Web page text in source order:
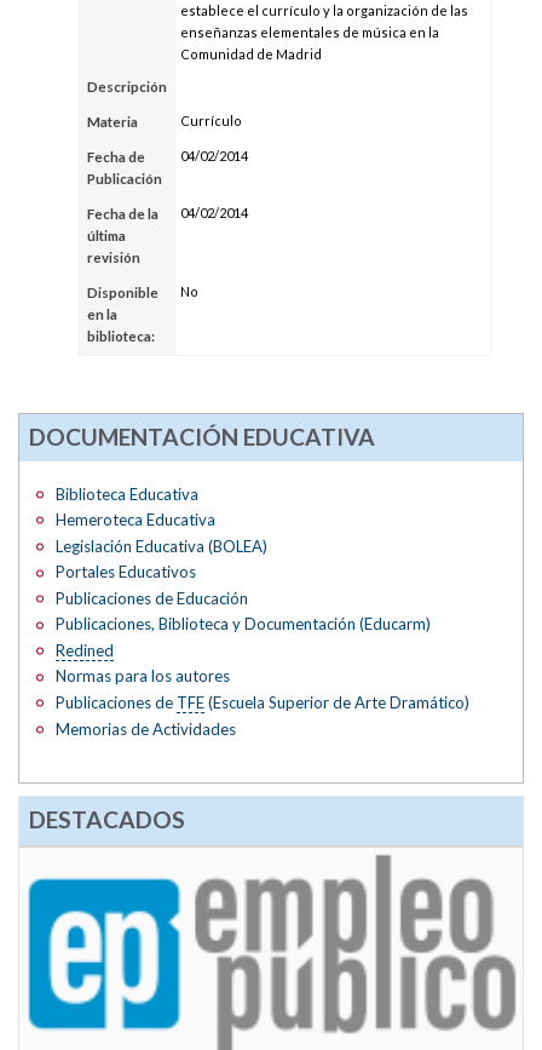
establece el currículo y la organización de las
enseñanzas elementales de música en la
Comunidad de Madrid
Descripción
Materia Currículo
Fecha de
Publicación
04/02/2014
Fecha de la
última
revisión
04/02/2014
Disponible
en la
biblioteca:
No
DOCUMENTACIÓN EDUCATIVA
Biblioteca Educativa
Hemeroteca Educativa
Legislación Educativa (BOLEA)
Portales Educativos
Publicaciones de Educación
Publicaciones, Biblioteca y Documentación (Educarm)
Redined
Normas para los autores
Publicaciones de TFE(Escuela Superior de Arte Dramático)
Memorias de Actividades
DESTACADOS